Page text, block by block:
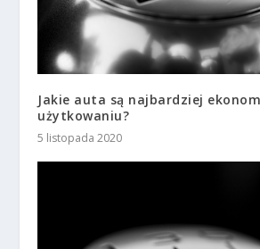
Jakie auta są najbardziej
użytkowaniu?
5 listopada 2020